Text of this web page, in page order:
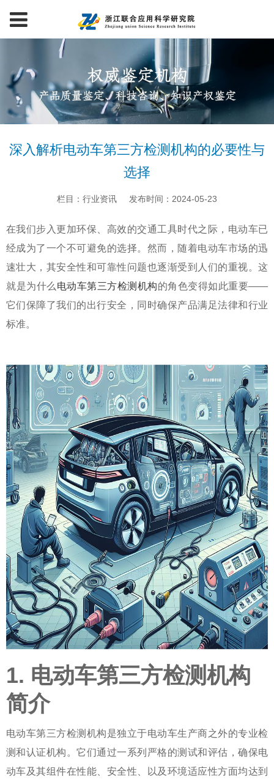
深入解析电动车第三方检测机构的必要性与
选择
栏目：行业资讯 发布时间：2024-05-23
在我们步入更加环保、高效的交通工具时代之际，电动车已
经成为了一个不可避免的选择。然而，随着电动车市场的迅
速壮大，其安全性和可靠性问题也逐渐受到人们的重视。这
就是为什么 电动车第三方检测机构的角色变得如此重要——
它们保障了我们的出行安全，同时确保产品满足法律和行业
标准。
1. 电动车第三方检测机构
简介
电动车第三方检测机构是独立于电动车生产商之外的专业检
测和认证机构。它们通过一系列严格的测试和评估，确保电
动车及其组件在性能、安全性、以及环境适应性方面均达到